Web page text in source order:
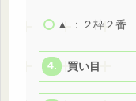
▲ ：２枠２番
買い目